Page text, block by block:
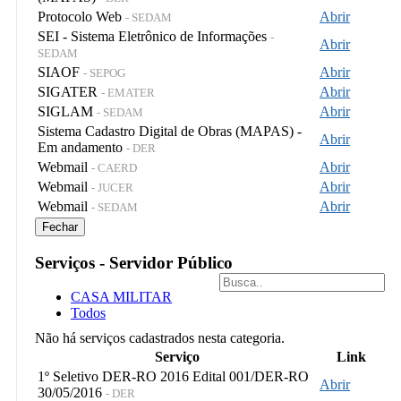
Protocolo Web - SEDAM
Abrir
SEI - Sistema Eletrônico de Informações -
SEDAM
Abrir
SIAOF - SEPOG
Abrir
SIGATER - EMATER
Abrir
SIGLAM - SEDAM
Abrir
Sistema Cadastro Digital de Obras (MAPAS) -
Em andamento - DER
Abrir
Webmail - CAERD
Abrir
Webmail - JUCER
Abrir
Webmail - SEDAM Abrir
Fechar
Serviços - Servidor Público
CASA MILITAR
Todos
Não há serviços cadastrados nesta categoria.
Serviço
Link
1º Seletivo DER-RO 2016 Edital 001/DER-RO
30/05/2016 - DER
Abrir